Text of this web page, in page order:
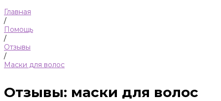
Главная
/
Помощь
/
Отзывы
/
Маски для волос
Отзывы: маски для волос